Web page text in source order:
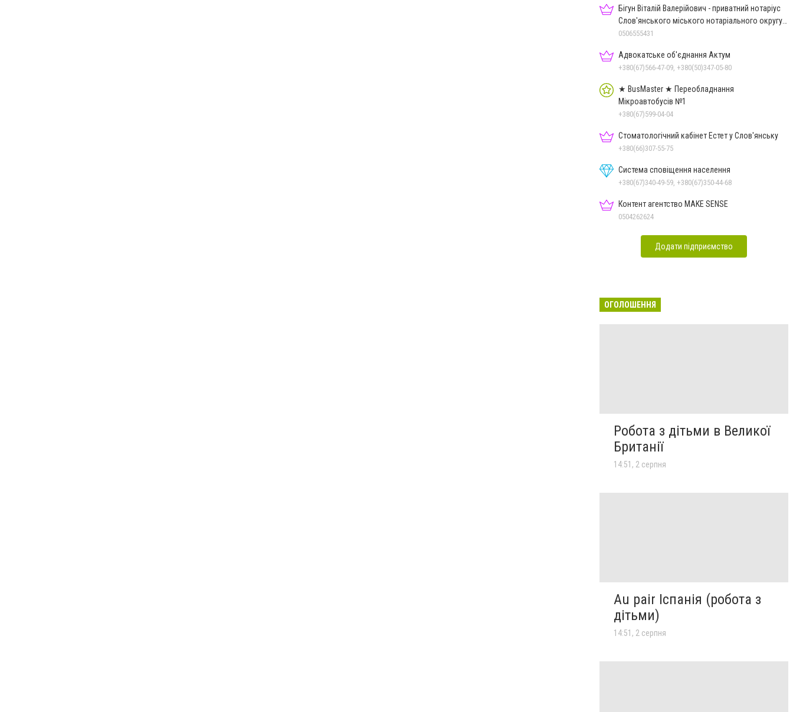
Бігун Віталій Валерійович - приватний нотаріус
Слов'янського міського нотаріального округу
Дон.обл.
0506555431
Адвокатське об'єднання Актум
+380(67)566-47-09, +380(50)347-05-80
★ BusMaster ★ Переобладнання
Мікроавтобусів №1
+380(67)599-04-04
Стоматологічний кабінет Естет у Слов'янську
+380(66)307-55-75
Система сповіщення населення
+380(67)340-49-59, +380(67)350-44-68
Контент агентство MAKE SENSE
0504262624
Додати підприємство
ОГОЛОШЕННЯ
Робота з дітьми в Великої
Британії
14:51, 2 серпня
Au pair Іспанія (робота з
дітьми)
14:51, 2 серпня